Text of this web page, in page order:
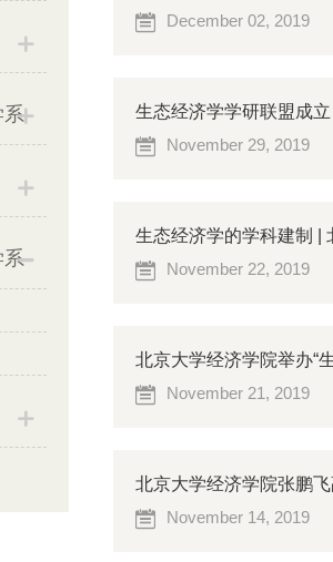
系
系
December 02, 2019
生态经济学学研联盟成
November 29, 2019
生态经济学的学科建制 |
November 22, 2019
北京大学经济学院举办“
November 21, 2019
北京大学经济学院张鹏
November 14, 2019